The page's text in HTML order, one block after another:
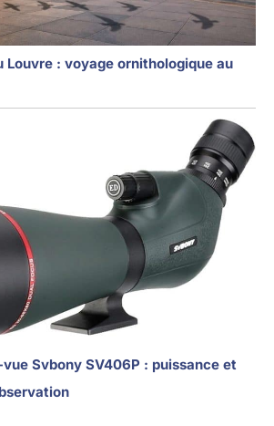
Louvre : voyage ornithologique au
Svbony SV406P : puissance et